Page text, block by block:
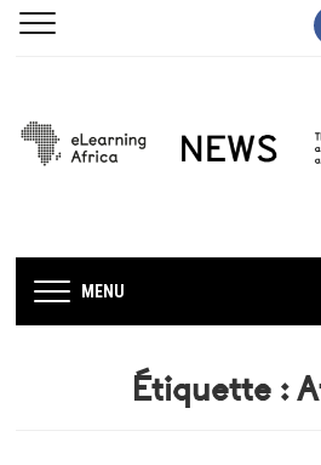
MENU
Étiquette :